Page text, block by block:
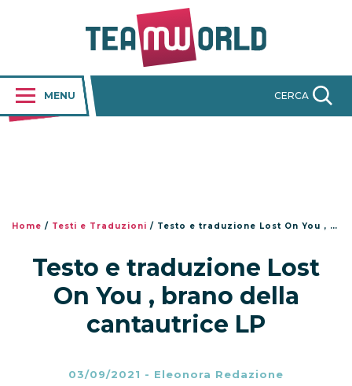
MENU CERCA
Home / Testi e Traduzioni / Testo e traduzione Lost On You , brano della cantautrice LP
Testo e traduzione Lost
On You , brano della
cantautrice LP
03/09/2021 - Eleonora Redazione